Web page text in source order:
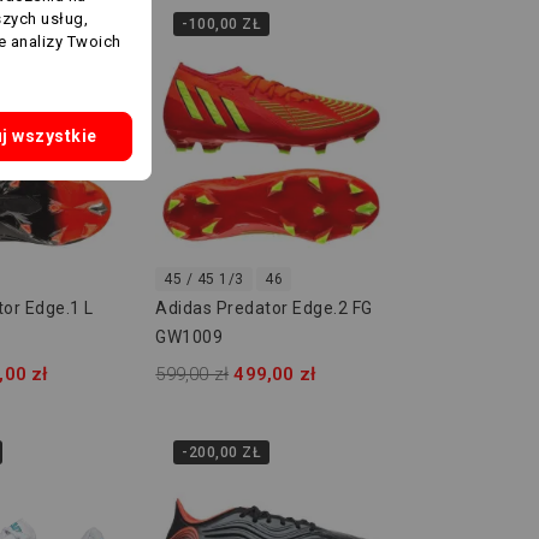
Edge.1 L
zł
-100,00 ZŁ
45 / 45 1/3 46
Adidas Predator Edge.2 FG
GW1009
599,00 zł 499,00 zł
-200,00 ZŁ
usług,
analizy Twoich
wszystkie